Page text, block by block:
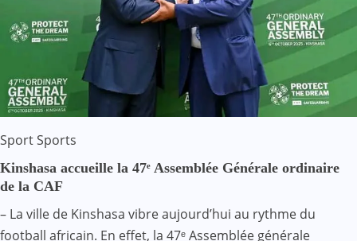
SportSports
Kinshasa accueille la 47ᵉ Assemblée Générale ordinaire
de la CAF
– La ville de Kinshasa vibre aujourd’hui au rythme du
football africain. En effet, la 47ᵉ Assemblée générale